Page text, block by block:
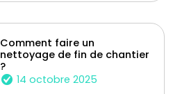
Comment faire un
nettoyage de fin de chantier
?
14 octobre 2025